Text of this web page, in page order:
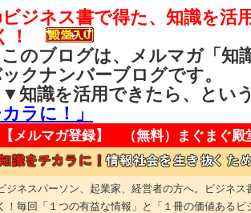
ジネス書で得た、知識を活
！
のブログは、メルマガ「知
クナンバーブログです。
知識を活用できたら、と
ラに！」
【メルマガ登録】 （無料） まぐまぐ殿
ジネスパーソン、起業家、経営者の方へ。ビジネ
！毎回「１つの有益な情報」と「１冊の価値ある